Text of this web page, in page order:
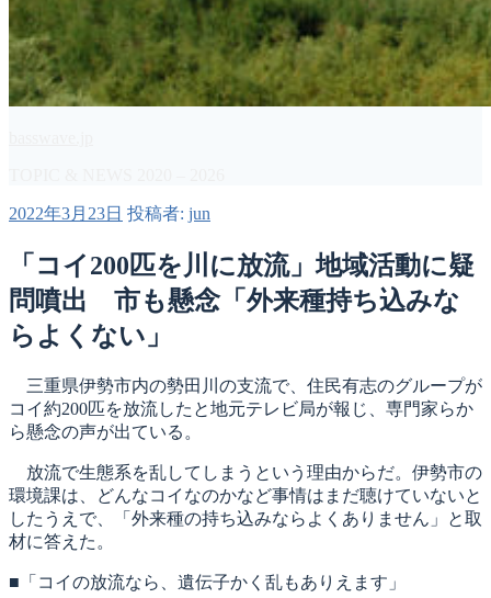
投
日:
2022年3月23日 投稿者: jun
「コイ200匹を川に放流」地域活動に疑
問噴出 市も懸念「外来種持ち込みな
らよくない」
三重県伊勢市内の勢田川の支流で、住民有志のグループが
コイ約200匹を放流したと地元テレビ局が報じ、専門家らか
ら懸念の声が出ている。
放流で生態系を乱してしまうという理由からだ。伊勢市の
環境課は、どんなコイなのかなど事情はまだ聴けていないと
したうえで、「外来種の持ち込みならよくありません」と取
材に答えた。
■「コイの放流なら、遺伝子かく乱もありえます」